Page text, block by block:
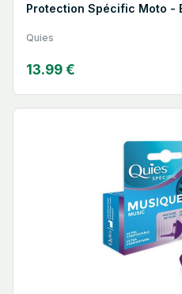
Protection Spécific Moto -
Quies
13.99 €